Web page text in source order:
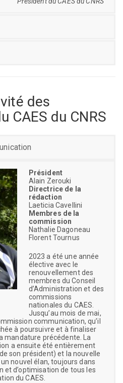
des
CAES du CNRS
Président
Alain Zerouki
Directrice de la
rédaction
Laeticia Cavellini
Membres de la
commission
Nathalie Dagoneau
Florent Tournus
2023 a été une année
élective avec le
renouvellement des
membres du Conseil
d’Administration et des
commissions
nationales du CAES.
Jusqu’au mois de mai,
communication, qu’il
à poursuivre et à finaliser
mandature précédente. La
a ensuite été entièrement
son président) et la nouvelle
nouvel élan, toujours dans
et d’optimisation de tous les
du CAES.